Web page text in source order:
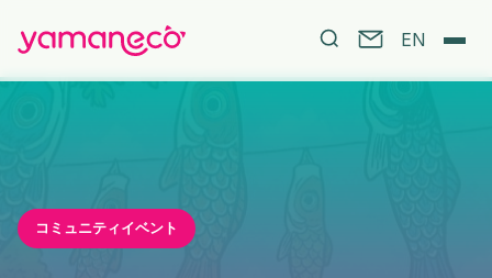
EN
コミュニティイベント